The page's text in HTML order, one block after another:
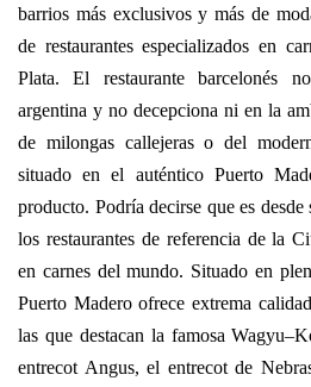
barrios más exclusivos y más de
de restaurantes especializados en
Plata. El restaurante barcelonés
argentina y no decepciona ni en la
de milongas callejeras o del
situado en el auténtico Puerto
producto. Podría decirse que es
los restaurantes de referencia de la
en carnes del mundo. Situado en
Puerto Madero ofrece extrema
las que destacan la famosa
entrecot Angus, el entrecot de